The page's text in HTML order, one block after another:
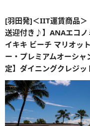
[羽田発]＜IIT運賃商品＞
送迎付き♪】ANAエコノ
イキキ ビーチ マリオッ
ー・プレミアムオーシ
定】ダイニングクレジッ